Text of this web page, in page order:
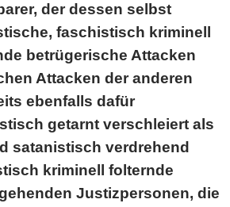
der dessen selbst
faschistisch kriminell
betrügerische Attacken
Attacken der anderen
ebenfalls dafür
getarnt verschleiert als
satanistisch verdrehend
kriminell folternde
Justizpersonen, die